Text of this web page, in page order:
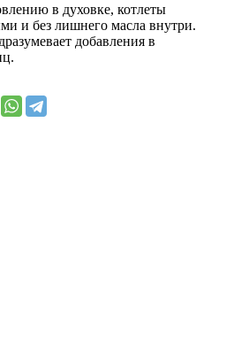
в духовке, котлеты
и без лишнего масла внутри.
добавления в